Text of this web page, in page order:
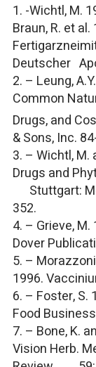
1. -Wichtl, M.
Braun, R. et al.
Deutscher
2. – Leung,
Common
Drugs, and
& Sons, Inc.
3. – Wichtl, M.
Drugs and
Stuttgart:
352.
4. – Grieve, M.
Dover
5. –
1996.
6. – Foster, S.
Food
7. – Bone, K.
Vision Herb.